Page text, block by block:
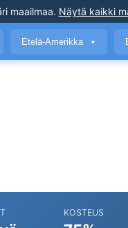
maailmaa. Näytä kaikki
Etelä-Amerikka ▼
KOSTEUS